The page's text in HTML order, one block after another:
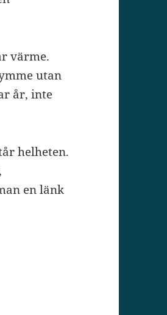
värme.
utan
år, inte
helheten.
en länk